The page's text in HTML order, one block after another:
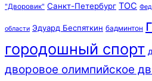
"Дворовик" Санкт-Петербург ТОС
области Эдуард Беспяткин бадминтон
городошный спорт
дворовое олимпийское